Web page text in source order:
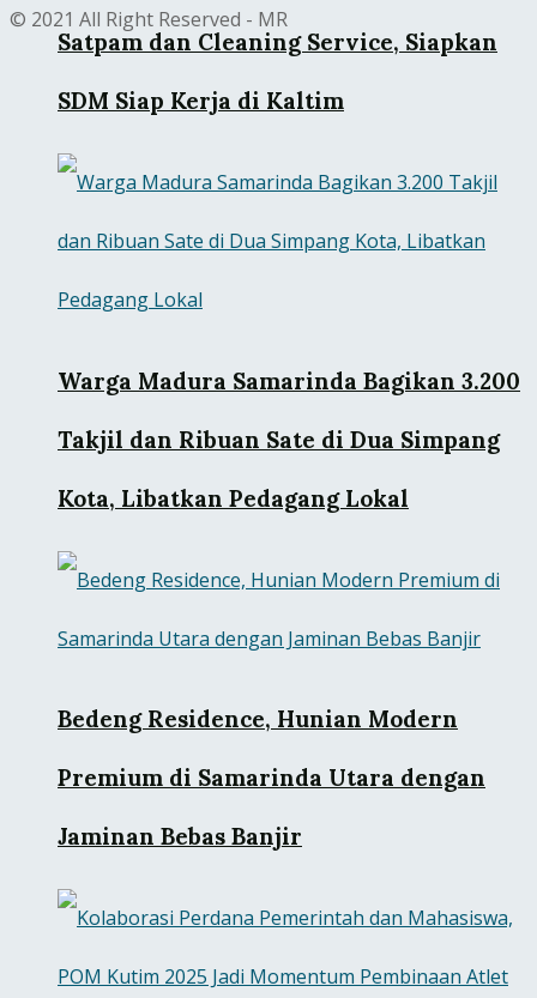
Satpam dan Cleaning Service, Siapkan
SDM Siap Kerja di Kaltim
Warga Madura Samarinda Bagikan 3.200
Takjil dan Ribuan Sate di Dua Simpang
Kota, Libatkan Pedagang Lokal
Bedeng Residence, Hunian Modern
Premium di Samarinda Utara dengan
Jaminan Bebas Banjir
© 2021 All Right Reserved - MR